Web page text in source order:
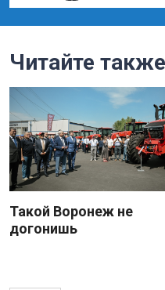
Читайте также
Такой Воронеж не
догонишь